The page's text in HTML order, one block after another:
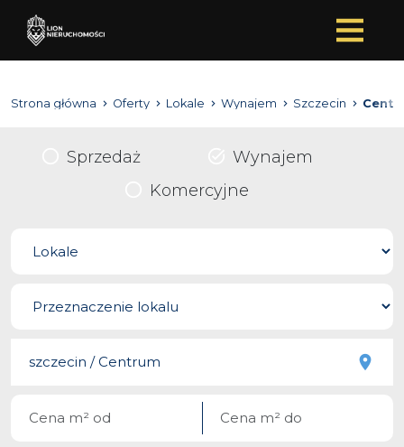
Strona główna Oferty Lokale Wynajem Szczecin
Sprzedaż
Wynajem
Komercyjne